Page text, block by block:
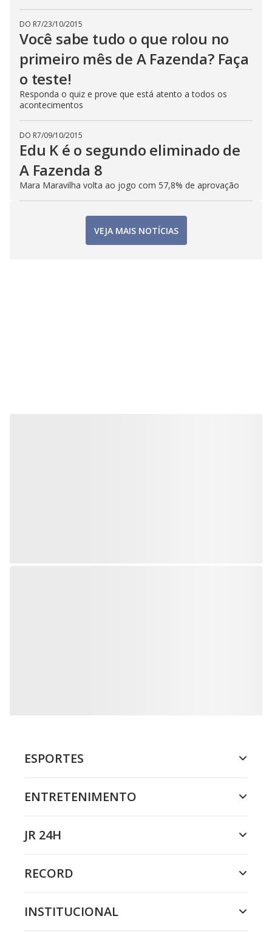
DO R7/23/10/2015
Você sabe tudo o que rolou no
primeiro mês de A Fazenda? Faça
o teste!
Responda o quiz e prove que está atento a todos os
acontecimentos
DO R7/09/10/2015
Edu K é o segundo eliminado de
A Fazenda 8
Mara Maravilha volta ao jogo com 57,8% de aprovação
VEJA MAIS NOTÍCIAS
ESPORTES
ENTRETENIMENTO
JR 24H
RECORD
INSTITUCIONAL